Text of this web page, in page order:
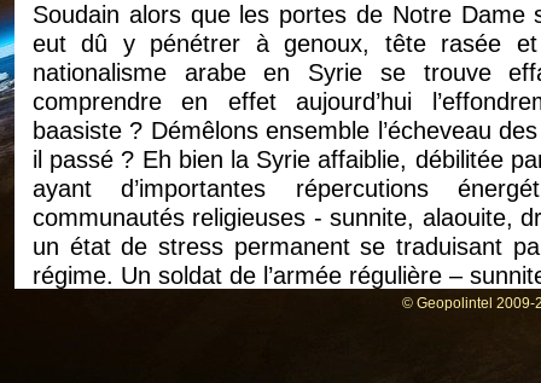
Soudain alors que les portes de Notre Dame
eut dû y pénétrer à genoux, tête rasée
nationalisme arabe en Syrie se trouve
comprendre en effet aujourd’hui
baasiste ? Démêlons ensemble l’écheveau
il passé ? Eh bien la Syrie affaiblie, débilitée
ayant d’importantes répercutions
communautés religieuses - sunnite, alaouite,
un état de stress permanent se traduisant
régime. Un soldat de l’armée régulière –
15 $ par mois alors qu’il lui en faudrait au
© Geopolintel 2009-